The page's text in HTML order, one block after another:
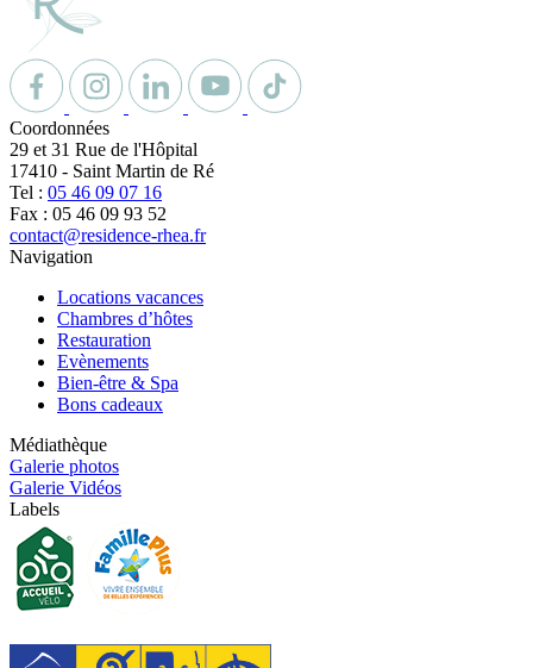
Coordonnées
29 et 31 Rue de l'Hôpital
17410 - Saint Martin de Ré
Tel : 05 46 09 07 16
Fax : 05 46 09 93 52
contact@residence-rhea.fr
Navigation
Locations vacances
Chambres d’hôtes
Restauration
Evènements
Bien-être & Spa
Bons cadeaux
Médiathèque
Galerie photos
Galerie Vidéos
Labels